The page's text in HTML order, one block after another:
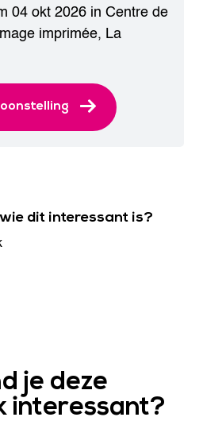
04 okt 2026 in Centre de
imprimée, La
dit interessant is?
je deze
interessant?